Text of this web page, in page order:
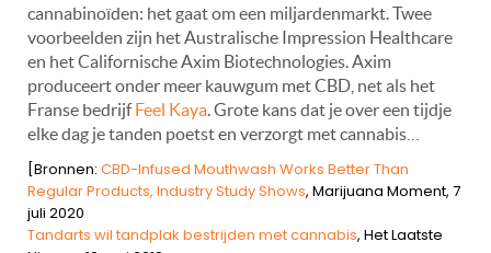
cannabinoïden: het gaat om een miljardenmarkt. Twee
voorbeelden zijn het Australische Impression Healthcare
en het Californische Axim Biotechnologies. Axim
produceert onder meer kauwgum met CBD, net als het
Franse bedrijfFeel Kaya. Grote kans dat je over een tijdje
elke dag je tanden poetst en verzorgt met cannabis…
[Bronnen: CBD-Infused Mouthwash Works Better Than
Regular Products, Industry Study Shows, Marijuana Moment, 7
juli 2020
Tandarts wil tandplak bestrijden met cannabis, Het Laatste